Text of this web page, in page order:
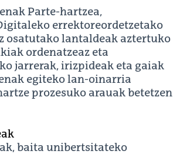
Parte-hartzea,
errektoreordetzetako
osatutako lantaldeak aztertuko
ordenatzeaz eta
jarrerak, irizpideak eta gaiak
egiteko lan-oinarria
prozesuko arauak betetzen
baita unibertsitateko